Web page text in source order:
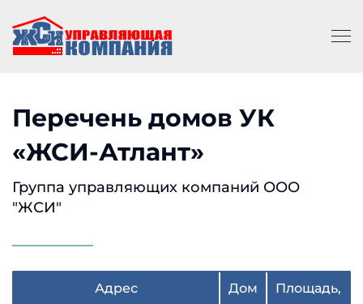
Перечень домов УК
«ЖСИ-Атлант»
Группа управляющих компаний ООО
"ЖСИ"
Адрес
Дом
Площадь,